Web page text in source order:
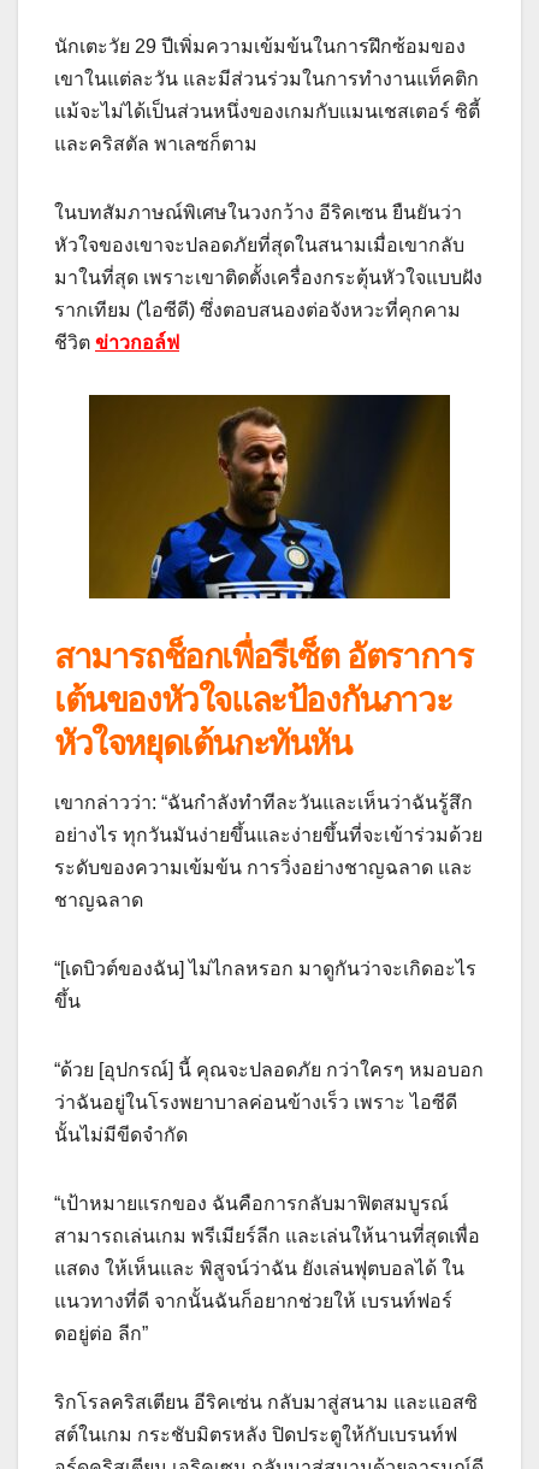
นักเตะวัย 29 ปีเพิ่มความเข้มข้นในการฝึกซ้อมของ
เขาในแต่ละวัน และมีส่วนร่วมในการทำงานแท็คติก
แม้จะไม่ได้เป็นส่วนหนึ่งของเกมกับแมนเชสเตอร์ ซิตี้
และคริสตัล พาเลซก็ตาม
ในบทสัมภาษณ์พิเศษในวงกว้าง อีริคเซน ยืนยันว่า
หัวใจของเขาจะปลอดภัยที่สุดในสนามเมื่อเขากลับ
มาในที่สุด เพราะเขาติดตั้งเครื่องกระตุ้นหัวใจแบบฝัง
รากเทียม (ไอซีดี) ซึ่งตอบสนองต่อจังหวะที่คุกคาม
ชีวิต ข่าวกอล์ฟ
สามารถช็อกเพื่อรีเซ็ต อัตราการ
เต้นของหัวใจและป้องกันภาวะ
หัวใจหยุดเต้นกะทันหัน
เขากล่าวว่า: “ฉันกำลังทำทีละวันและเห็นว่าฉันรู้สึก
อย่างไร ทุกวันมันง่ายขึ้นและง่ายขึ้นที่จะเข้าร่วมด้วย
ระดับของความเข้มข้น การวิ่งอย่างชาญฉลาด และ
ชาญฉลาด
“[เดบิวต์ของฉัน] ไม่ไกลหรอก มาดูกันว่าจะเกิดอะไร
ขึ้น
“ด้วย [อุปกรณ์] นี้ คุณจะปลอดภัย กว่าใครๆ หมอบอก
ว่าฉันอยู่ในโรงพยาบาลค่อนข้างเร็ว เพราะ ไอซีดี
นั้นไม่มีขีดจำกัด
“เป้าหมายแรกของ ฉันคือการกลับมาฟิตสมบูรณ์
สามารถเล่นเกม พรีเมียร์ลีก และเล่นให้นานที่สุดเพื่อ
แสดง ให้เห็นและ พิสูจน์ว่าฉัน ยังเล่นฟุตบอลได้ ใน
แนวทางที่ดี จากนั้นฉันก็อยากช่วยให้ เบรนท์ฟอร์
ดอยู่ต่อ ลีก”
ริกโรลคริสเตียน อีริคเซ่น กลับมาสู่สนาม และแอสซิ
สต์ในเกม กระชับมิตรหลัง ปิดประตูให้กับเบรนท์ฟ